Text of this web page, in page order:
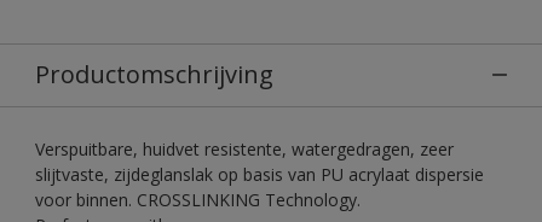
Productomschrijving
Verspuitbare, huidvet resistente, watergedragen, zeer
slijtvaste, zijdeglanslak op basis van PU acrylaat dispersie
voor binnen. CROSSLINKING Technology.